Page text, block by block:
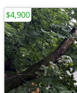
$4,900